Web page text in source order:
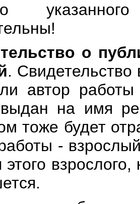
о
. Свидетельство
автор
на имя
тоже будет
-